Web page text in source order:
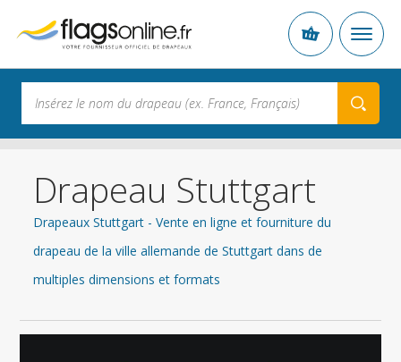
Drapeau Stuttgart
Drapeaux Stuttgart - Vente en ligne et fourniture du
drapeau de la ville allemande de Stuttgart dans de
multiples dimensions et formats